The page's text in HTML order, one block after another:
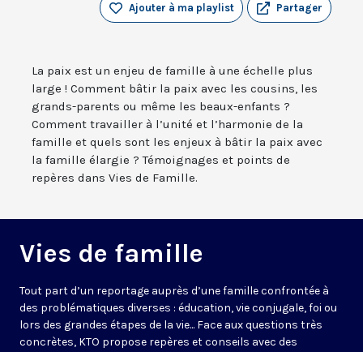
Partager
Ajouter à ma playlist
La paix est un enjeu de famille à une échelle plus
large ! Comment bâtir la paix avec les cousins, les
grands-parents ou même les beaux-enfants ?
Comment travailler à l’unité et l’harmonie de la
famille et quels sont les enjeux à bâtir la paix avec
la famille élargie ? Témoignages et points de
repères dans Vies de Famille.
Vies de famille
Tout part d’un reportage auprès d’une famille confrontée à
des problématiques diverses : éducation, vie conjugale, foi ou
lors des grandes étapes de la vie... Face aux questions très
concrètes, KTO propose repères et conseils avec des